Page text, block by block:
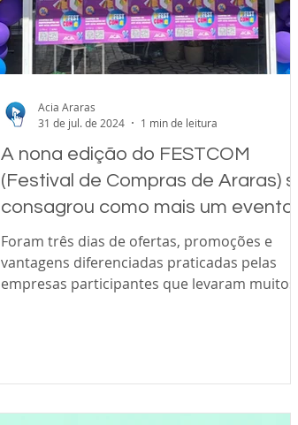
A nona edição do FESTCOM
(Festival de Compras de Araras) se
consagrou como mais um evento
de sucesso no calendário do
comércio de Araras
Foram três dias de ofertas, promoções e
vantagens diferenciadas praticadas pelas
empresas participantes que levaram muitos
Acia Araras
31 de jul. de 2024
1 min de leitura